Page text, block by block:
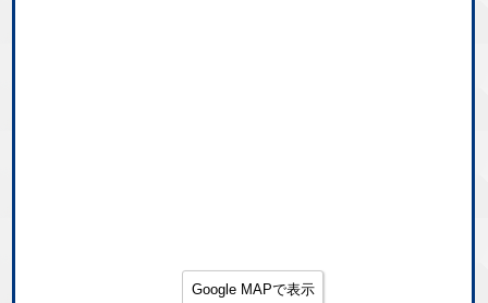
Google MAPで表示